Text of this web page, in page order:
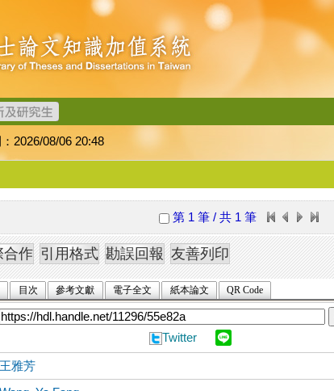
2026/08/06 20:48
第 1 筆 / 共 1 筆
目次 參考文獻 電子全文 紙本論文 QR Code
Twitter
王雅芳